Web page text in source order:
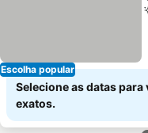
Escolha popular
Selecione as datas para
exatos.